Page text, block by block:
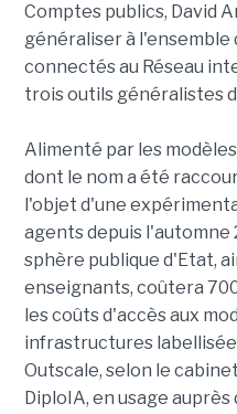
Comptes publics, David
généraliser à l'ensemble
connectés au Réseau
trois outils généralistes
Alimenté par les
dont le nom a été
l'objet d'une
agents depuis l'automne
sphère publique d'Etat,
enseignants, coûtera
les coûts d'accès aux
infrastructures
Outscale, selon le
DiploIA, en usage